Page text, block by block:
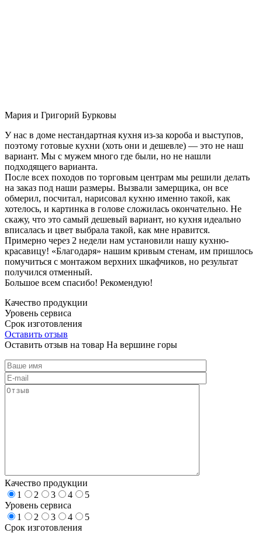
Мария и Григорий Бурковы
У нас в доме нестандартная кухня из-за короба и выступов,
поэтому готовые кухни (хоть они и дешевле) — это не наш
вариант. Мы с мужем много где были, но не нашли
подходящего варианта.
После всех походов по торговым центрам мы решили делать
на заказ под наши размеры. Вызвали замерщика, он все
обмерил, посчитал, нарисовал кухню именно такой, как
хотелось, и картинка в голове сложилась окончательно. Не
скажу, что это самый дешевый вариант, но кухня идеально
вписалась и цвет выбрала такой, как мне нравится.
Примерно через 2 недели нам установили нашу кухню-
красавицу! «Благодаря» нашим кривым стенам, им пришлось
помучиться с монтажом верхних шкафчиков, но результат
получился отменный.
Большое всем спасибо! Рекомендую!
Качество продукции
Уровень сервиса
Срок изготовления
Оставить отзыв
Оставить отзыв на товар На вершине горы
Качество продукции
1
2 3 4
5
Уровень сервиса
1
2 3 4
5
Срок изготовления